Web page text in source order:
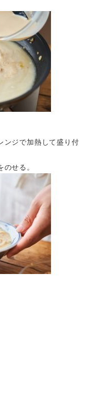
ンジで加熱して盛り付
せる。